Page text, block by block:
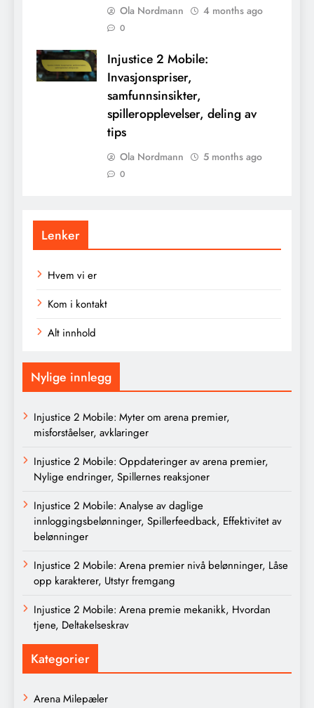
Ola Nordmann 4 months ago
0
Injustice 2 Mobile:
Invasjonspriser,
samfunnsinsikter,
spilleropplevelser, deling av
tips
Ola Nordmann 5 months ago
0
Lenker
Hvem vi er
Kom i kontakt
Alt innhold
Nylige innlegg
Injustice 2 Mobile: Myter om arena premier,
misforståelser, avklaringer
Injustice 2 Mobile: Oppdateringer av arena premier,
Nylige endringer, Spillernes reaksjoner
Injustice 2 Mobile: Analyse av daglige
innloggingsbelønninger, Spillerfeedback, Effektivitet av
belønninger
Injustice 2 Mobile: Arena premier nivå belønninger, Låse
opp karakterer, Utstyr fremgang
Injustice 2 Mobile: Arena premie mekanikk, Hvordan
tjene, Deltakelseskrav
Kategorier
Arena Milepæler